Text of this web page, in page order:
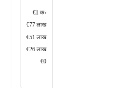
€1 क॰
€77 लाख
€51 लाख
€26 लाख
€0